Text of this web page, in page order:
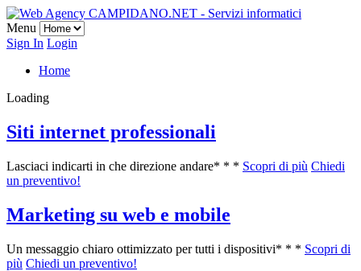
Menu
Sign In Login
Home
Loading
Siti internet professionali
Lasciaci indicarti in che direzione andare* * * Scopri di più Chiedi
un preventivo!
Marketing su web e mobile
Un messaggio chiaro ottimizzato per tutti i dispositivi* * * Scopri di
più Chiedi un preventivo!